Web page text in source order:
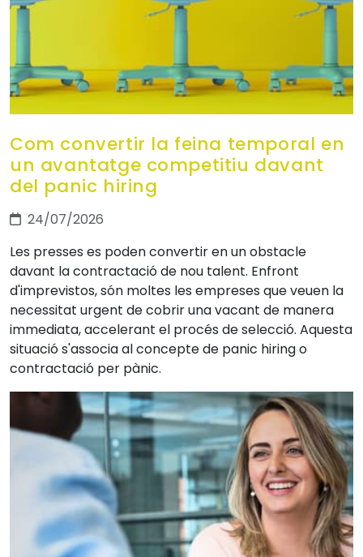
Com convertir la feina temporal en
un avantatge competitiu davant
del panic hiring
24/07/2026
Les presses es poden convertir en un obstacle
davant la contractació de nou talent. Enfront
d'imprevistos, són moltes les empreses que veuen la
necessitat urgent de cobrir una vacant de manera
immediata, accelerant el procés de selecció. Aquesta
situació s'associa al concepte de panic hiring o
contractació per pànic.